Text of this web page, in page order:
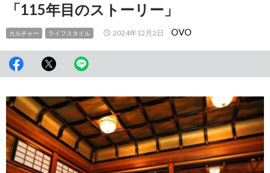
「115年目のストーリー」
カルチャー ライフスタイル 2024年12月2日 OVO